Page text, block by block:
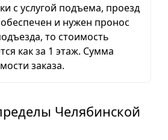
с услугой подъема, проезд
и нужен пронос
то стоимость
как за 1 этаж. Сумма
заказа.
Челябинской